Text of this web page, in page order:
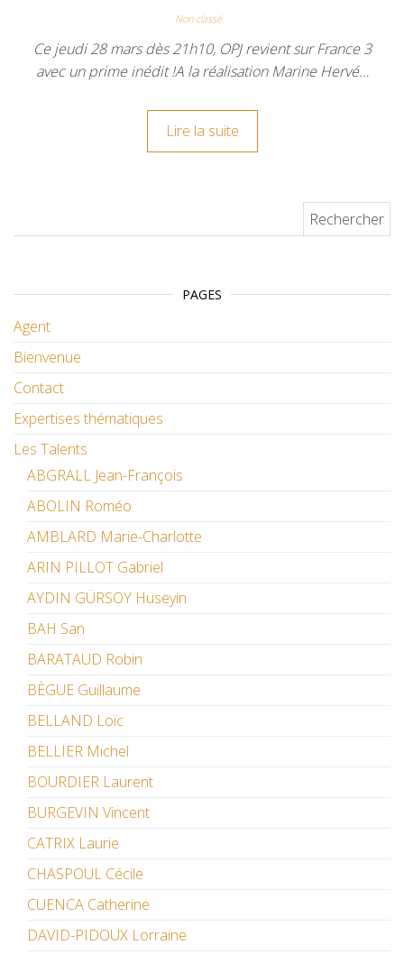
Non classé
Ce jeudi 28 mars dès 21h10, OPJ revient sur France 3
avec un prime inédit !A la réalisation Marine Hervé…
Lire la suite
PAGES
Agent
Bienvenue
Contact
Expertises thématiques
Les Talents
ABGRALL Jean-François
ABOLIN Roméo
AMBLARD Marie-Charlotte
ARIN PILLOT Gabriel
AYDIN GÜRSOY Hüseyin
BAH San
BARATAUD Robin
BÈGUE Guillaume
BELLAND Loïc
BELLIER Michel
BOURDIER Laurent
BURGEVIN Vincent
CATRIX Laurie
CHASPOUL Cécile
CUENCA Catherine
DAVID-PIDOUX Lorraine